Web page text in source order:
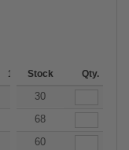
144-287 More
Stock Qty.
6.8430
6.8468
6.8460